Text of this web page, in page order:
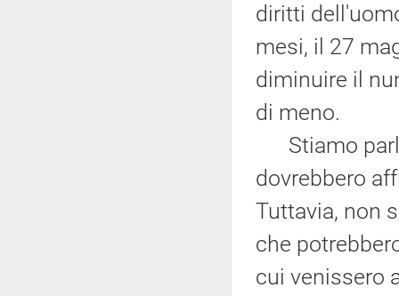
diritti
mesi, il 27
diminuire il
di meno.
Stiamo
dovrebbero
Tuttavia, non
che
cui venissero